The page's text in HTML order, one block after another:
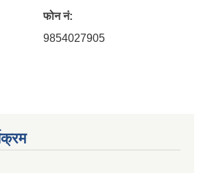
फोन नं:
9854027905